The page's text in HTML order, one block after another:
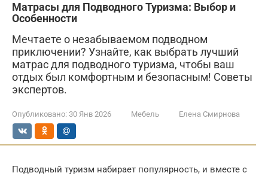
Матрасы для Подводного Туризма: Выбор и
Особенности
Мечтаете о незабываемом подводном
приключении? Узнайте, как выбрать лучший
матрас для подводного туризма, чтобы ваш
отдых был комфортным и безопасным! Советы
экспертов.
Опубликовано: 30 Янв 2026 Мебель Елена Смирнова
Подводный туризм набирает популярность, и вместе с